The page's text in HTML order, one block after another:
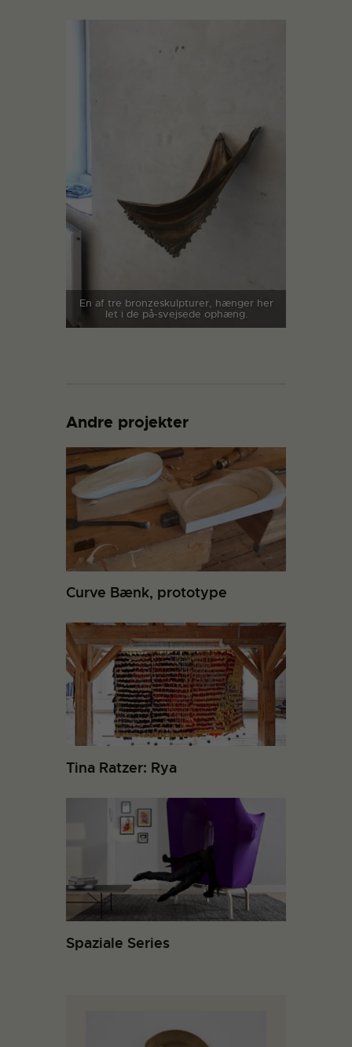
En af tre bronzeskulpturer, hænger her
let i de på-svejsede ophæng.
Andre projekter
Curve Bænk, prototype
Tina Ratzer: Rya
Spaziale Series